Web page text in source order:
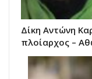
Δίκη Αντώνη
πλοίαρχος –